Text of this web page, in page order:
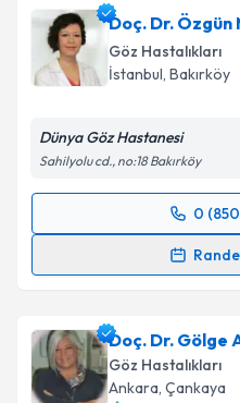
Doç. Dr.
Göz Hastalıkları
İstanbul, Bakırköy
Dünya Göz Hastanesi
Sahilyolu cd., no:18 Bakırköy
0
Randevu Takvimi
için bir takvim
bilgilendireceğiz.
Doç. Dr. Gölge
Göz Hastalıkları
Ankara, Çankaya